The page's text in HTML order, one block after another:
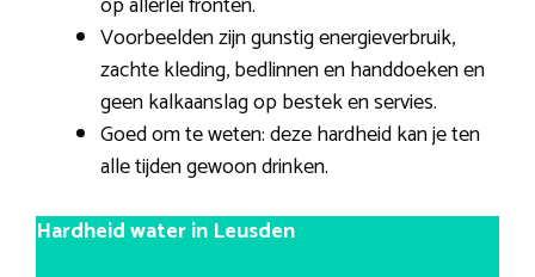
Voorbeelden zijn gunstig energieverbruik,
zachte kleding, bedlinnen en handdoeken en
geen kalkaanslag op bestek en servies.
Goed om te weten: deze hardheid kan je ten
alle tijden gewoon drinken.
Hardheid water in Leusden